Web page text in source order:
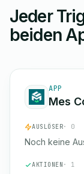
Jeder
beiden
APP
Mes
AUSLÖSER· 0
Noch keine
AKTIONEN · 1